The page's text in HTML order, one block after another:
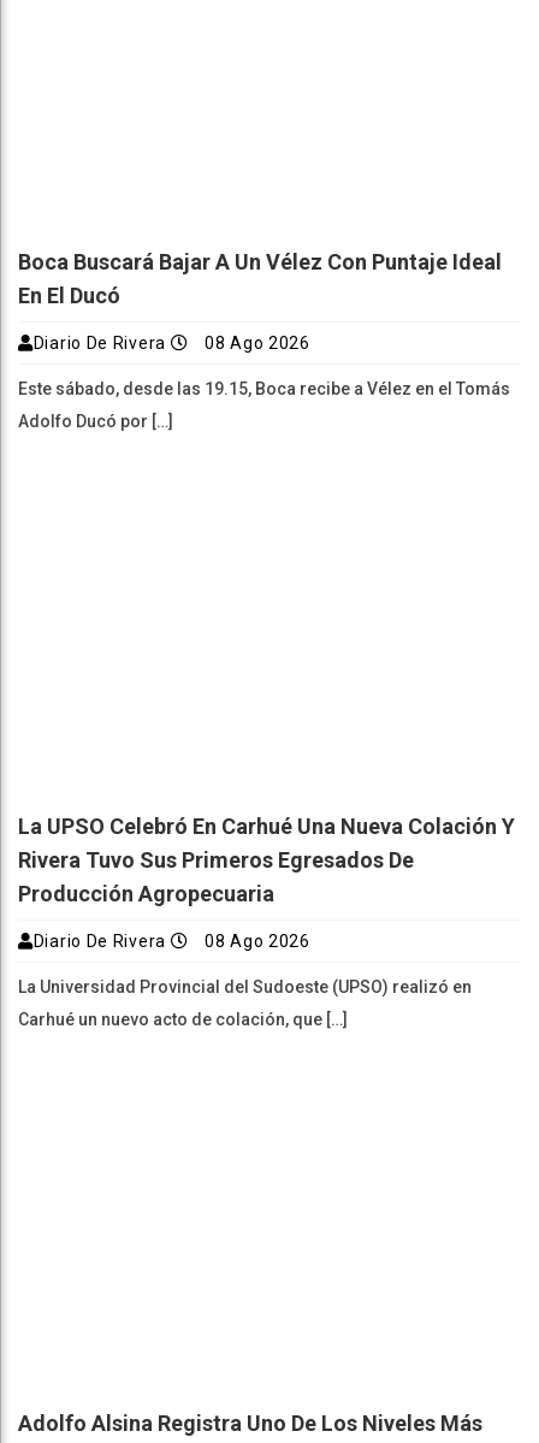
Boca Buscará Bajar A Un Vélez Con Puntaje Ideal
En El Ducó
Diario De Rivera 08 Ago 2026
Este sábado, desde las 19.15, Boca recibe a Vélez en el Tomás
Adolfo Ducó por […]
La UPSO Celebró En Carhué Una Nueva Colación Y
Rivera Tuvo Sus Primeros Egresados De
Producción Agropecuaria
Diario De Rivera 08 Ago 2026
La Universidad Provincial del Sudoeste (UPSO) realizó en
Carhué un nuevo acto de colación, que […]
Adolfo Alsina Registra Uno De Los Niveles Más